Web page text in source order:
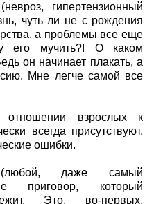
гипертензионный
чуть ли не с рождения
а проблемы все еще
его мучить?! О каком
он начинает плакать, а
Мне легче самой все
взрослых к
всегда присутствуют,
ошибки.
даже самый
приговор, который
Это, во-первых,